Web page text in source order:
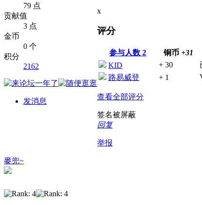
79 点
贡献值
3 点
金币
0 个
积分
2162
发消息
x
评分
参与人数 2 铜币 +31
KID
+ 30
路易威登
+ 1
查看全部评分
签名被屏蔽
回复
举报
麥兜~